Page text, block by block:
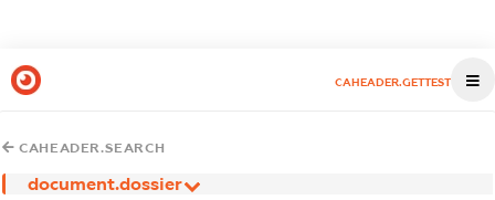
CAHEADER.GETTEST
CAHEADER.SEARCH
document.dossier